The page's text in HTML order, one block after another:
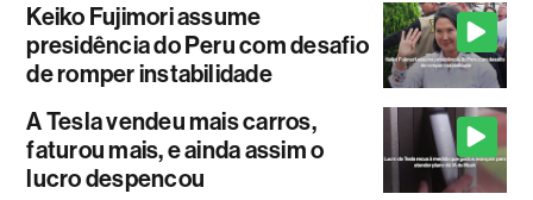
Keiko Fujimori assume
presidência do Peru com desafio
de romper instabilidade
A Tesla vendeu mais carros,
faturou mais, e ainda assim o
lucro despencou